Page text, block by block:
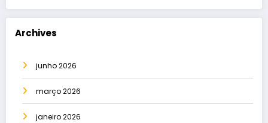
Archives
junho 2026
março 2026
janeiro 2026